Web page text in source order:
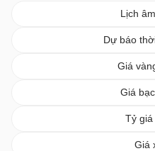
Lịch
Dự báo
Giá
Giá
Tỷ
Giá